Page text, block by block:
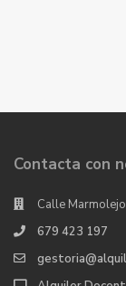
Contacta con
Calle
679 423 197